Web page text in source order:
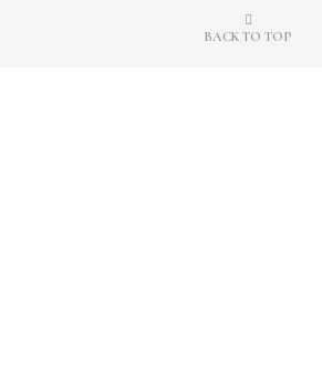
BACK TO TOP